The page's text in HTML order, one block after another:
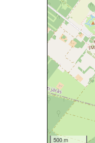
500 m